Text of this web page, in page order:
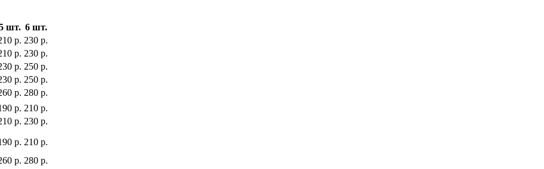
шт. 6 шт.
р. 230 р.
р. 230 р.
р. 250 р.
р. 250 р.
р. 280 р.
р. 210 р.
р. 230 р.
р. 210 р.
р. 280 р.